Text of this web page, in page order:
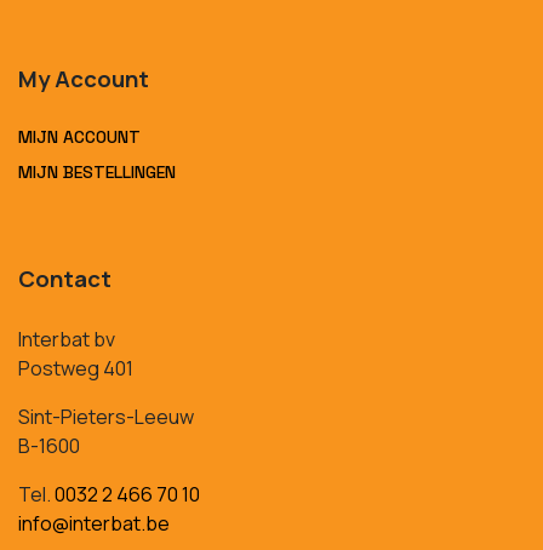
My Account
MIJN ACCOUNT
MIJN BESTELLINGEN
Contact
Interbat bv
Postweg 401
Sint-Pieters-Leeuw
B-1600
Tel.0032 2 466 70 10
info@interbat.be